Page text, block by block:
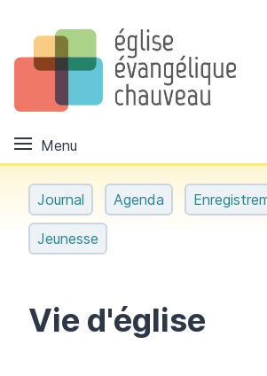
Menu
Journal Agenda
Jeunesse
Vie d'église